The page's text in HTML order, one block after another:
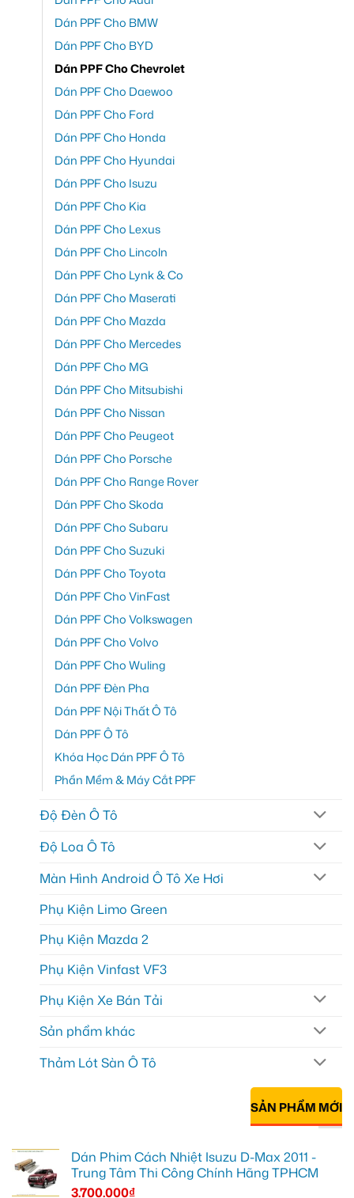
Dán PPF Cho BMW
Dán PPF Cho BYD
Dán PPF Cho Chevrolet
Dán PPF Cho Daewoo
Dán PPF Cho Ford
Dán PPF Cho Honda
Dán PPF Cho Hyundai
Dán PPF Cho Isuzu
Dán PPF Cho Kia
Dán PPF Cho Lexus
Dán PPF Cho Lincoln
Dán PPF Cho Lynk & Co
Dán PPF Cho Maserati
Dán PPF Cho Mazda
Dán PPF Cho Mercedes
Dán PPF Cho MG
Dán PPF Cho Mitsubishi
Dán PPF Cho Nissan
Dán PPF Cho Peugeot
Dán PPF Cho Porsche
Dán PPF Cho Range Rover
Dán PPF Cho Skoda
Dán PPF Cho Subaru
Dán PPF Cho Suzuki
Dán PPF Cho Toyota
Dán PPF Cho VinFast
Dán PPF Cho Volkswagen
Dán PPF Cho Volvo
Dán PPF Cho Wuling
Dán PPF Đèn Pha
Dán PPF Nội Thất Ô Tô
Dán PPF Ô Tô
Khóa Học Dán PPF Ô Tô
Phần Mềm & Máy Cắt PPF
Độ Đèn Ô Tô
Độ Loa Ô Tô
Màn Hình Android Ô Tô Xe Hơi
Phụ Kiện Limo Green
Phụ Kiện Mazda 2
Phụ Kiện Vinfast VF3
Phụ Kiện Xe Bán Tải
Sản phẩm khác
Thảm Lót Sàn Ô Tô
SẢN PHẨM MỚI
Dán Phim Cách Nhiệt Isuzu D-Max 2011 -
Trung Tâm Thi Công Chính Hãng TPHCM
3.700.000₫